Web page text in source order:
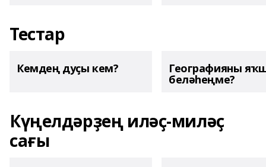
Тестар
Кемдең дуҫы кем? Географияны
беләһеңме?
Күңелдәрҙең иләҫ-миләҫ
сағы